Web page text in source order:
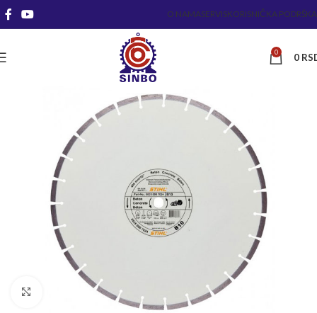
O NAMASERVISKORISNIČKA PODRŠKA
0 0
Kliknite za uvećanje